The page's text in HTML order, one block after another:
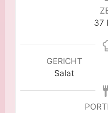
37
GERICHT
Salat